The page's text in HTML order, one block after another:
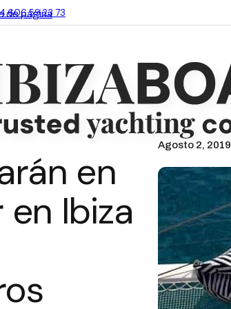
de página
606 59 23 73
en
Ibiza
Agosto 2, 2019